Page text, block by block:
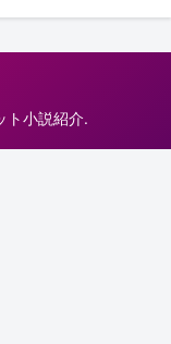
ト小説紹介.